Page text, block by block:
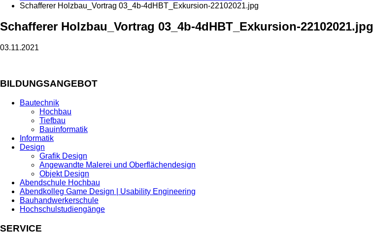
Schafferer Holzbau_Vortrag 03_4b-4dHBT_Exkursion-22102021.jpg
Schafferer Holzbau_Vortrag 03_4b-4dHBT_Exkursion-22102021.jpg
03.11.2021
BILDUNGSANGEBOT
Bautechnik
Hochbau
Tiefbau
Bauinformatik
Informatik
Design
Grafik Design
Angewandte Malerei und Oberflächendesign
Objekt Design
Abendschule Hochbau
Abendkolleg Game Design | Usability Engineering
Bauhandwerkerschule
Hochschulstudiengänge
SERVICE